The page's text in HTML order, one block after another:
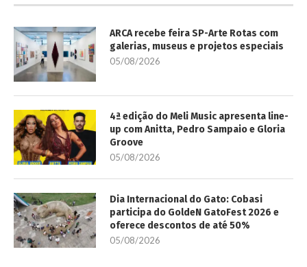
ARCA recebe feira SP-Arte Rotas com
galerias, museus e projetos especiais
05/08/2026
4ª edição do Meli Music apresenta line-
up com Anitta, Pedro Sampaio e Gloria
Groove
05/08/2026
Dia Internacional do Gato: Cobasi
participa do GoldeN GatoFest 2026 e
oferece descontos de até 50%
05/08/2026